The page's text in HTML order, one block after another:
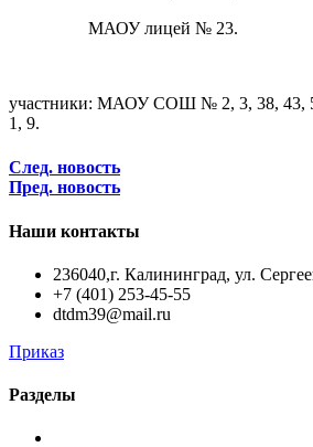
МАОУ лицей № 23.
участники: МАОУ СОШ № 2, 3, 38, 43,
1, 9.
След. новость
Пред. новость
Наши контакты
236040,г. Калининград, ул.
+7 (401) 253-45-55
dtdm39@mail.ru
Приказ
Разделы